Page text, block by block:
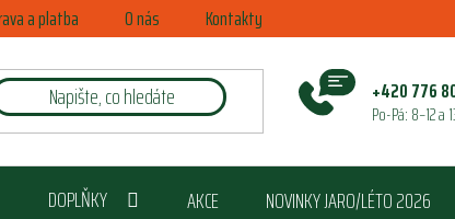
a platba O nás Kontakty
+420 776
Po-Pá: 8–12 a
DOPLŇKY AKCE NOVINKY JARO/LÉTO 2026